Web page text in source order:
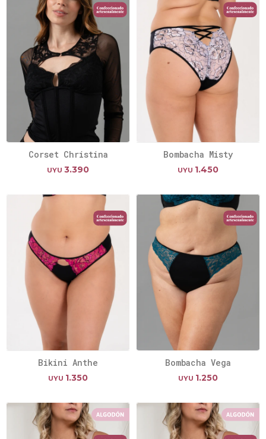
Corset Christina
UYU 3.390
Bombacha Misty
UYU 1.450
Bikini Anthe
UYU 1.350
Bombacha Vega
UYU 1.250